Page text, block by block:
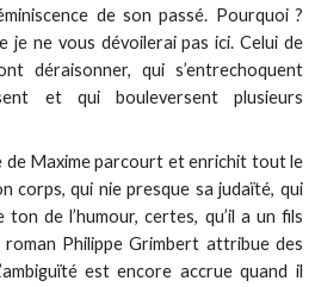
de son passé. Pourquoi ?
je ne vous dévoilerai pas ici. Celui de
déraisonner, qui s’entrechoquent
et qui bouleversent plusieurs
de Maxime parcourt et enrichit tout le
corps, qui nie presque sa judaïté, qui
de l’humour, certes, qu’il a un fils
Philippe Grimbert attribue des
est encore accrue quand il